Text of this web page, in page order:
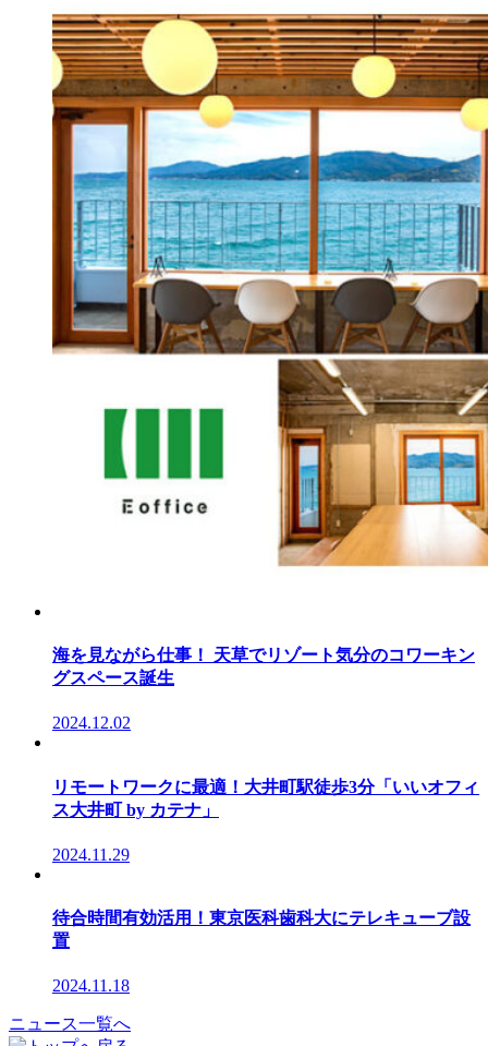
海を見ながら仕事！ 天草でリゾート気分のコワーキン
グスペース誕生
2024.12.02
リモートワークに最適！大井町駅徒歩3分「いいオフィ
ス大井町 by カテナ」
2024.11.29
待合時間有効活用！東京医科歯科大にテレキューブ設
置
2024.11.18
ニュース一覧へ